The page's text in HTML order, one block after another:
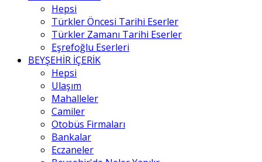
Hepsi
Türkler Öncesi Tarihi Eserler
Türkler Zamanı Tarihi Eserler
Eşrefoğlu Eserleri
BEYŞEHİR İÇERİK
Hepsi
Ulaşım
Mahalleler
Camiler
Otobüs Firmaları
Bankalar
Eczaneler